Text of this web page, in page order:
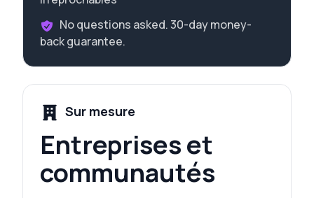
No questions asked. 30-day money-
back guarantee.
Sur mesure
Entreprises et
communautés